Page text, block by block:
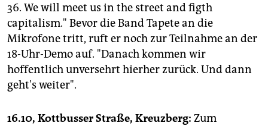
36. We will meet us in the street and figth
capitalism." Bevor die Band Tapete an die
Mikrofone tritt, ruft er noch zur Teilnahme an der
18-Uhr-Demo auf. "Danach kommen wir
hoffentlich unversehrt hierher zurück. Und dann
geht's weiter".
16.10, Kottbusser Straße, Kreuzberg: Zum